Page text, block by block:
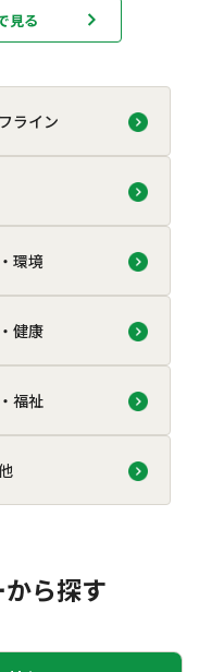
見る
ライン
環境
健康
福祉
ら探す